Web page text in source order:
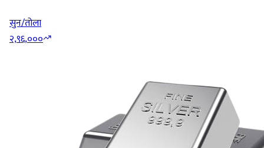
सुन/तोला
२,९६,०००